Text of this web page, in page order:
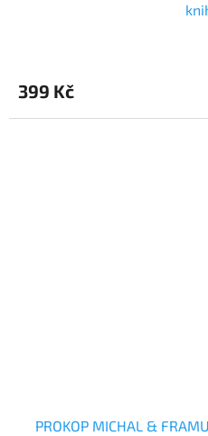
399 Kč
PROKOP MICHAL &